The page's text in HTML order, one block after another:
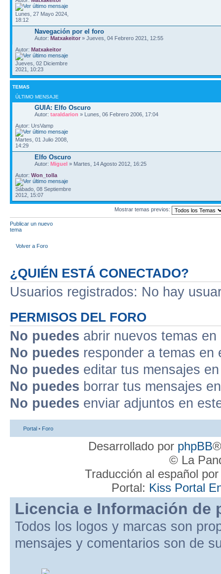
Lunes, 27 Mayo 2024,
18:12
Navegación por el foro
Autor: Matxakeitor » Jueves, 04 Febrero 2021, 12:55
Autor: Matxakeitor
Jueves, 02 Diciembre
2021, 10:23
TEMAS
ÚLTIMO MENSAJE
GUIA: Elfo Oscuro
Autor: taraldarion » Lunes, 06 Febrero 2006, 17:04
Autor: UrsVamp
Martes, 01 Julio 2008,
14:29
Elfo Oscuro
Autor: Miguel » Martes, 14 Agosto 2012, 16:25
Autor: Won_tolla
Sábado, 08 Septiembre
2012, 15:07
Mostrar temas previos:
Publicar un nuevo
tema
Volver a Foro
¿QUIÉN ESTÁ CONECTADO?
Usuarios registrados: No hay
PERMISOS DEL FORO
No puedes abrir nuevos temas
No puedes responder a temas en
No puedes editar tus mensajes
No puedes borrar tus mensajes
No puedes enviar adjuntos en
Portal • Foro
Desarrollado por phpBB
© La
Traducción al español
Portal: Kiss Portal
Licencia e Información de
Todos los logos y marcas son
mensajes y comentarios son de